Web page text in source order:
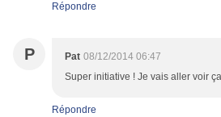
Répondre
P Pat 08/12/2014 06:47
Super initiative ! Je vais aller voir ça
Répondre